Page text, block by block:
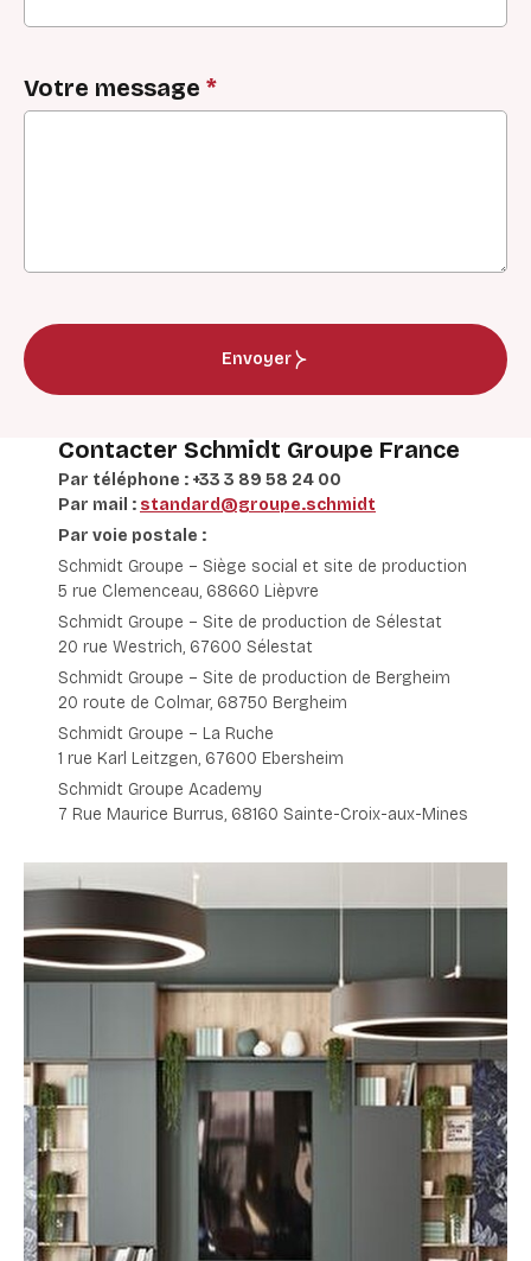
Votre message *
Envoyer
Contacter Schmidt Groupe France
Par téléphone : +33 3 89 58 24 00
Par mail : standard@groupe.schmidt
Par voie postale :
Schmidt Groupe – Siège social et site de production
5 rue Clemenceau, 68660 Lièpvre
Schmidt Groupe – Site de production de Sélestat
20 rue Westrich, 67600 Sélestat
Schmidt Groupe – Site de production de Bergheim
20 route de Colmar, 68750 Bergheim
Schmidt Groupe – La Ruche
1 rue Karl Leitzgen, 67600 Ebersheim
Schmidt Groupe Academy
7 Rue Maurice Burrus, 68160 Sainte-Croix-aux-Mines